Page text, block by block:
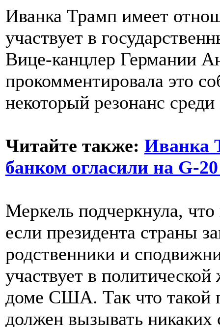
Иванка Трамп имеет
участвует в
Вице-канцлер Германии
прокомментировала это
некоторый резонанс
Читайте также: Иванка
банком огласили на G-
Меркель подчеркнула,
если президента страны
родственники и
участвует в
доме США. Так что такой
должен вызывать никаких